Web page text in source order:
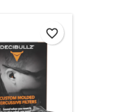
favorite_border